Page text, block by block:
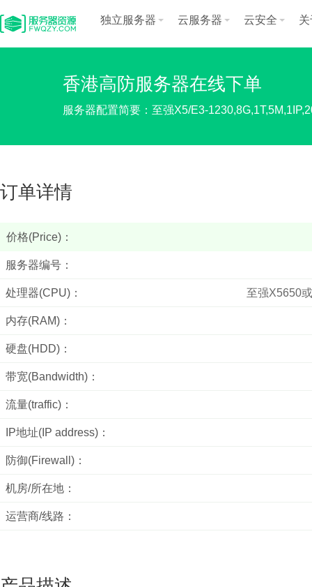
独立服务器 云服务器 云安全
香港高防服务器在线下单
服务器配置简要：至强X5/E3-
订单详情
价格(Price)：
服务器编号：
处理器(CPU)： 至强X5650
内存(RAM)：
硬盘(HDD)：
带宽(Bandwidth)：
流量(traffic)：
IP地址(IP address)：
防御(Firewall)：
机房/所在地：
运营商/线路：